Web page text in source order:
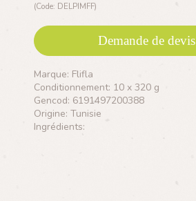
(Code: DELPIMFF)
Demande de devis
Marque: Flifla
Conditionnement: 10 x 320 g
Gencod: 6191497200388
Origine: Tunisie
Ingrédients: